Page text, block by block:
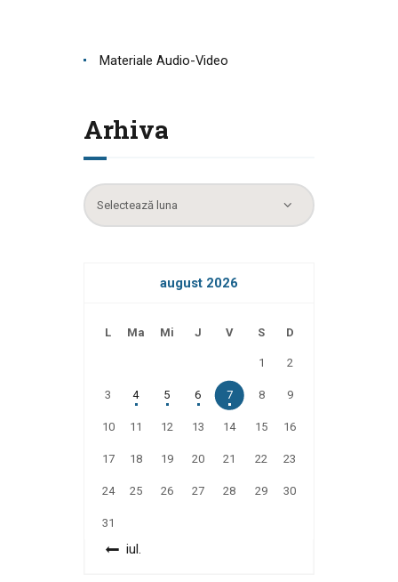
Materiale Audio-Video
Arhiva
Arhiva
august 2026
L Ma Mi J V S D
1 2
3 4 5 6 7 8 9
10 11 12 13 14 15 16
17 18 19 20 21 22 23
24 25 26 27 28 29 30
31
« iul.